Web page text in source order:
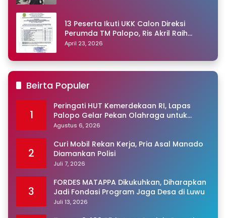
13 Peserta Ikuti UKK Calon Direksi
Perumda TM Palopo, Ris Akril Raih
Peringkat Pertama
April 23, 2026
Beirta Populer
1
Peringati HUT Kemerdekaan RI, Lapas
Palopo Gelar Pekan Olahraga untuk
Warga Binaan
Agustus 6, 2026
2
Curi Mobil Rekan Kerja, Pria Asal Manado
Diamankan Polisi
Juli 7, 2026
3
FORDES MATAPPA Dikukuhkan, Diharapkan
Jadi Fondasi Program Jaga Desa di Luwu
Juli 13, 2026